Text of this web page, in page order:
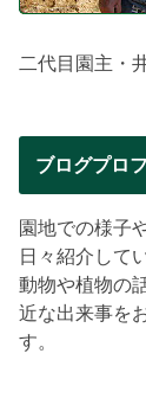
二代目園主・
ブログプロ
園地での様子
日々紹介して
動物や植物の
近な出来事を
す。